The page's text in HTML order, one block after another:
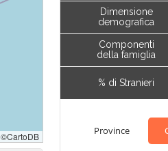
Dimensione
demografica
Componenti
della famiglia
% di Stranieri
Province